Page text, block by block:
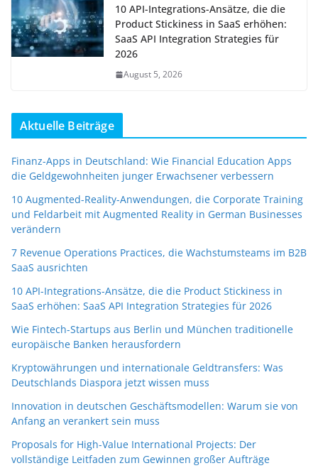
10 API-Integrations-Ansätze, die die
Product Stickiness in SaaS erhöhen:
SaaS API Integration Strategies für
2026
August 5, 2026
Aktuelle Beiträge
Finanz-Apps in Deutschland: Wie Financial Education Apps
die Geldgewohnheiten junger Erwachsener verbessern
10 Augmented-Reality-Anwendungen, die Corporate Training
und Feldarbeit mit Augmented Reality in German Businesses
verändern
7 Revenue Operations Practices, die Wachstumsteams im B2B
SaaS ausrichten
10 API-Integrations-Ansätze, die die Product Stickiness in
SaaS erhöhen: SaaS API Integration Strategies für 2026
Wie Fintech-Startups aus Berlin und München traditionelle
europäische Banken herausfordern
Kryptowährungen und internationale Geldtransfers: Was
Deutschlands Diaspora jetzt wissen muss
Innovation in deutschen Geschäftsmodellen: Warum sie von
Anfang an verankert sein muss
Proposals for High-Value International Projects: Der
vollständige Leitfaden zum Gewinnen großer Aufträge